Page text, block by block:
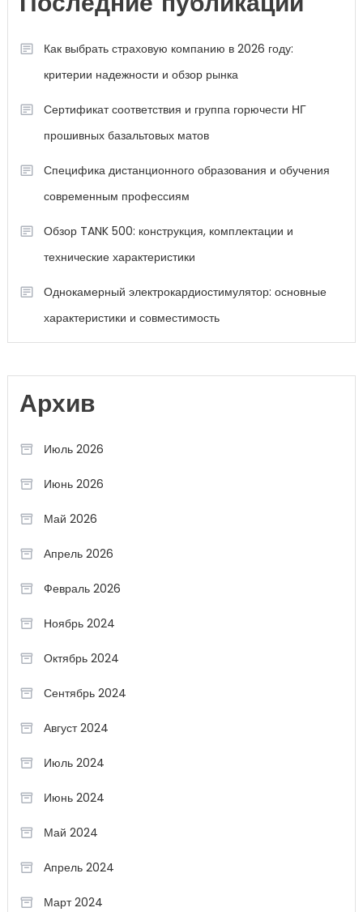
Последние публикации
Как выбрать страховую компанию в 2026 году:
критерии надежности и обзор рынка
Сертификат соответствия и группа горючести НГ
прошивных базальтовых матов
Специфика дистанционного образования и обучения
современным профессиям
Обзор TANK 500: конструкция, комплектации и
технические характеристики
Однокамерный электрокардиостимулятор: основные
характеристики и совместимость
Архив
Июль 2026
Июнь 2026
Май 2026
Апрель 2026
Февраль 2026
Ноябрь 2024
Октябрь 2024
Сентябрь 2024
Август 2024
Июль 2024
Июнь 2024
Май 2024
Апрель 2024
Март 2024